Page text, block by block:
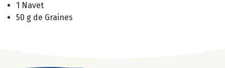
1 Navet
50 g de Graines